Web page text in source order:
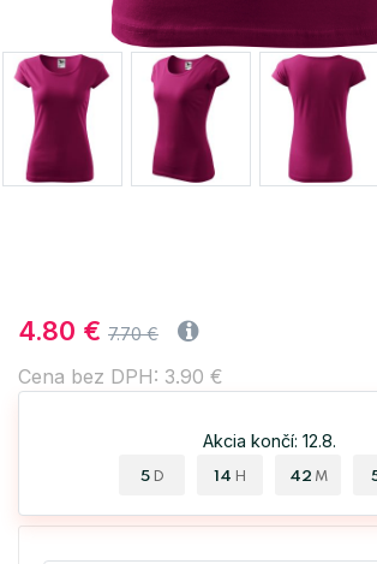
4.80 € 7.70 €
Cena bez DPH: 3.90 €
Akcia končí: 12.8.
5 D 14 H 42 M